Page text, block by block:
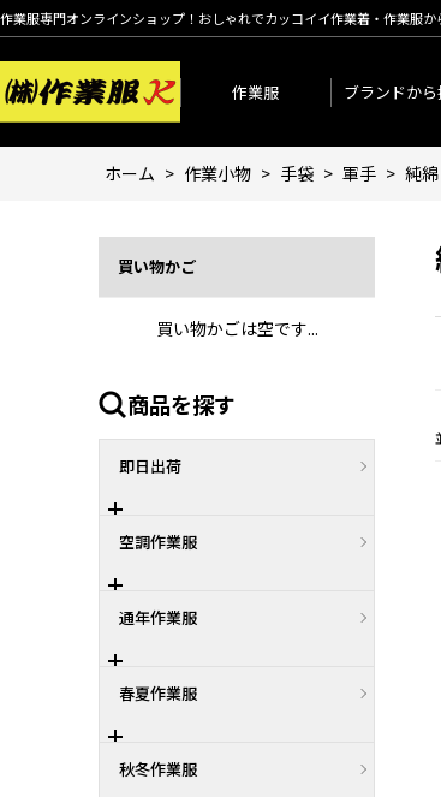
作業服専門オンラインショップ！おしゃれでカッコイイ作業着・作業服
作業服 ブランドから
ホーム > 作業小物 > 手袋 > 軍手 > 純綿
買い物かご
買い物かごは空です...
商品を探す
即日出荷
空調作業服
通年作業服
春夏作業服
秋冬作業服